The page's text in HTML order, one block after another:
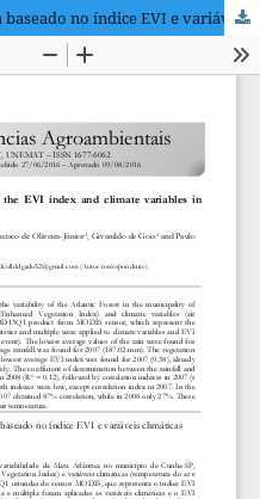
Variabilidade da Mata Atlântica baseado no índice EVI e variáveis climáticas em Cunha-SP, Brasil